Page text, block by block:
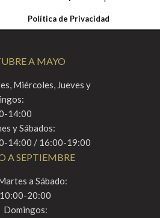
Política de Privacidad
A MAYO
Miércoles, Jueves y
14:00
y Sábados:
14:00 / 16:00-19:00
A SEPTIEMBRE
a Sábado:
10:00-20:00
Domingos: